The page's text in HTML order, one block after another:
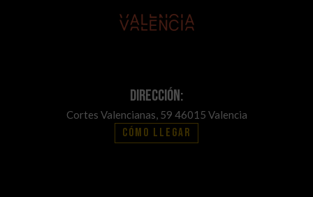
Dirección:
Cortes Valencianas, 59 46015 Valencia
Cómo llegar